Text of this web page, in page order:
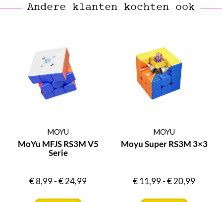
Andere klanten kochten ook
MOYU
MoYu MFJS RS3M V5
Serie
€8,99-€24,99
MOYU
Moyu Super RS3M 3×3
€11,99-€20,99